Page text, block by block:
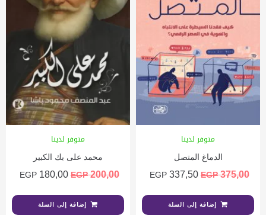
متوفر لدينا
الدماغ المتصل
375,00
EGP
337,50
EGP
إضافة إلى السلة
متوفر لدينا
محمد على بك الكبير
200,00
EGP
180,00
EGP
إضافة إلى السلة